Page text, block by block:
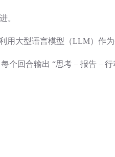
。
用大型语言模型（LLM）作
回合输出 “思考 – 报告 – 行